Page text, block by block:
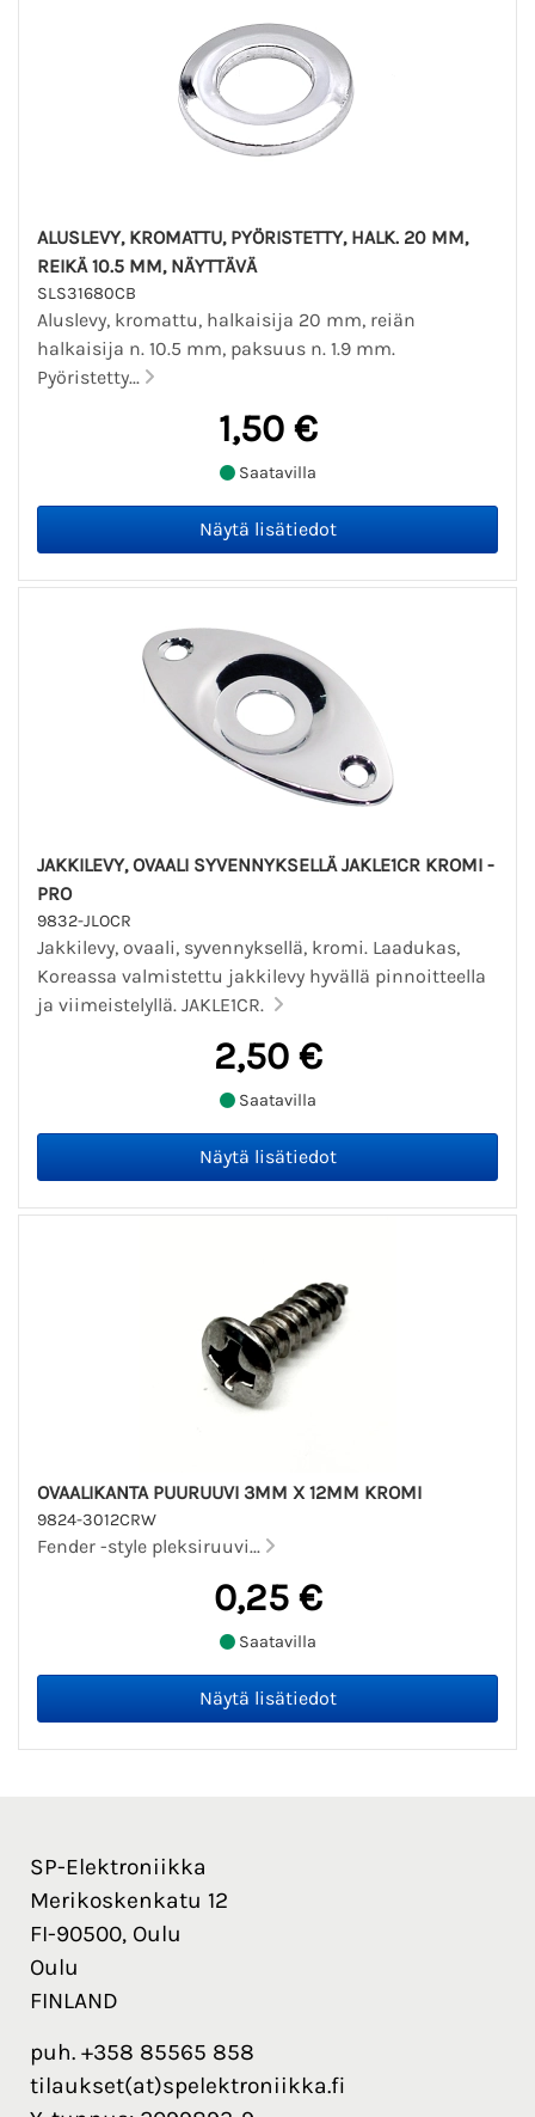
ALUSLEVY, KROMATTU, PYÖRISTETTY, HALK. 20 MM,
REIKÄ 10.5 MM, NÄYTTÄVÄ
SLS31680CB
Aluslevy, kromattu, halkaisija 20 mm, reiän
halkaisija n. 10.5 mm, paksuus n. 1.9 mm.
Pyöristetty...
1,50 €
Saatavilla
JAKKILEVY, OVAALI SYVENNYKSELLÄ JAKLE1CR KROMI -
PRO
9832-JLOCR
Jakkilevy, ovaali, syvennyksellä, kromi. Laadukas,
Koreassa valmistettu jakkilevy hyvällä pinnoitteella
ja viimeistelyllä. JAKLE1CR.
2,50 €
Saatavilla
OVAALIKANTA PUURUUVI 3MM X 12MM KROMI
9824-3012CRW
Fender -style pleksiruuvi...
0,25 €
Saatavilla
SP-Elektroniikka
Merikoskenkatu 12
FI-90500, Oulu
Oulu
FINLAND
puh. +358 85565 858
tilaukset(at)spelektroniikka.fi